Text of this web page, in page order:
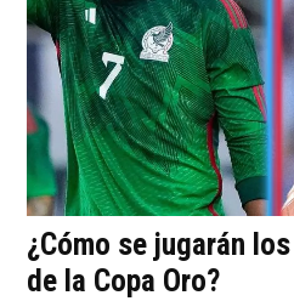
¿Cómo se jugarán
de la Copa Oro?